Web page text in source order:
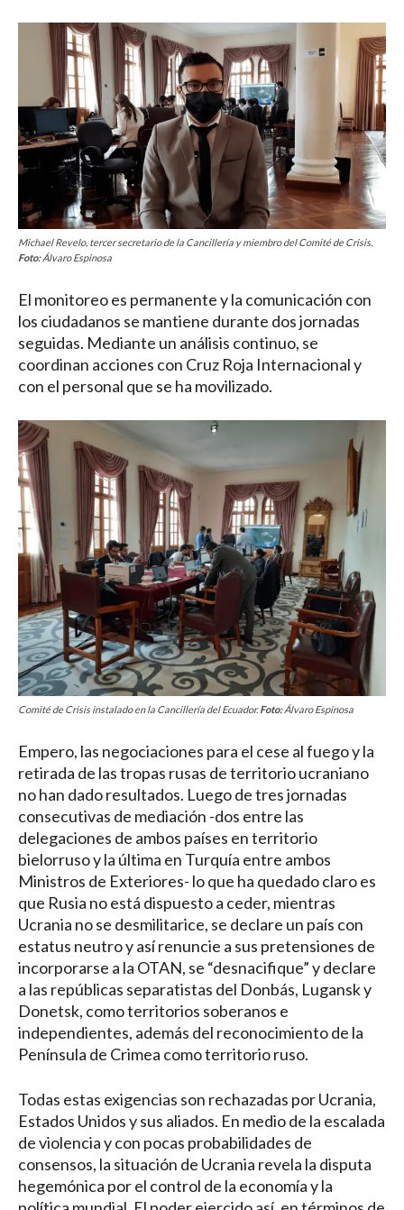
Michael Revelo, tercer secretario de la Cancillería y miembro del Comité de Crisis.
Foto:Álvaro Espinosa
El monitoreo es permanente y la comunicación con
los ciudadanos se mantiene durante dos jornadas
seguidas. Mediante un análisis continuo, se
coordinan acciones con Cruz Roja Internacional y
con el personal que se ha movilizado.
Comité de Crisis instalado en la Cancillería del Ecuador.Foto:Álvaro Espinosa
Empero, las negociaciones para el cese al fuego y la
retirada de las tropas rusas de territorio ucraniano
no han dado resultados. Luego de tres jornadas
consecutivas de mediación -dos entre las
delegaciones de ambos países en territorio
bielorruso y la última en Turquía entre ambos
Ministros de Exteriores- lo que ha quedado claro es
que Rusia no está dispuesto a ceder, mientras
Ucrania no se desmilitarice, se declare un país con
estatus neutro y así renuncie a sus pretensiones de
incorporarse a la OTAN, se “desnacifique” y declare
a las repúblicas separatistas del Donbás, Lugansk y
Donetsk, como territorios soberanos e
independientes, además del reconocimiento de la
Península de Crimea como territorio ruso.
Todas estas exigencias son rechazadas por Ucrania,
Estados Unidos y sus aliados. En medio de la escalada
de violencia y con pocas probabilidades de
consensos, la situación de Ucrania revela la disputa
hegemónica por el control de la economía y la